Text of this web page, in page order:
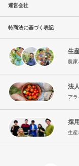
運営会社
特商法に基づく表記
生
農
法
ア
採
生産